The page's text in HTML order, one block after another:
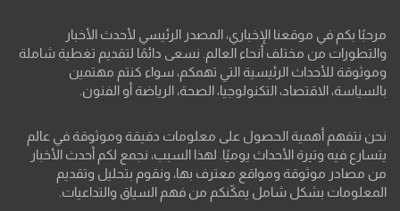
مرحبًا بكم في موقعنا الإخباري، المصدر الرئيسي لأحدث الأخبار
والتطورات من مختلف أنحاء العالم. نسعى دائمًا لتقديم تغطية شاملة
وموثوقة للأحداث الرئيسية التي تهمكم، سواء كنتم مهتمين
بالسياسة، الاقتصاد، التكنولوجيا، الصحة، الرياضة أو الفنون.
نحن نتفهم أهمية الحصول على معلومات دقيقة وموثوقة في عالم
يتسارع فيه وتيرة الأحداث يوميًا. لهذا السبب، نجمع لكم أحدث الأخبار
من مصادر موثوقة ومواقع معترف بها، ونقوم بتحليل وتقديم
المعلومات بشكل شامل يمكّنكم من فهم السياق والتداعيات.